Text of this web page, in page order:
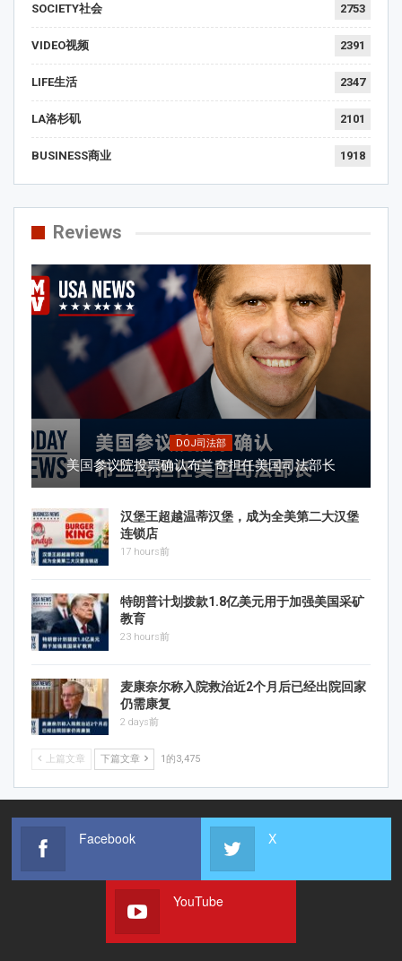
SOCIETY社会 2753
VIDEO视频 2391
LIFE生活 2347
LA洛杉矶 2101
BUSINESS商业 1918
Reviews
DOJ司法部
美国参议院投票确认布兰奇担任美国司法部长
汉堡王超越温蒂汉堡，成为全美第二大汉堡
连锁店
17 hours前
特朗普计划拨款1.8亿美元用于加强美国采矿
教育
23 hours前
麦康奈尔称入院救治近2个月后已经出院回家
仍需康复
2 days前
上篇文章 下篇文章 1的3,475
Facebook X
YouTube